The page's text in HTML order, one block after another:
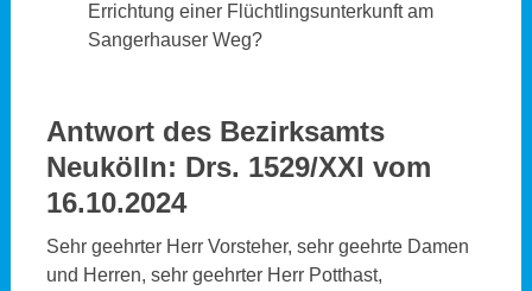
Errichtung einer Flüchtlingsunterkunft am
Sangerhauser Weg?
Antwort des Bezirksamts
Neukölln: Drs. 1529/XXI vom
16.10.2024
Sehr geehrter Herr Vorsteher, sehr geehrte Damen
und Herren, sehr geehrter Herr Potthast,